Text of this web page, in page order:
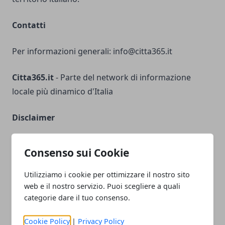
Consenso sui Cookie
Utilizziamo i cookie per ottimizzare il nostro sito
web e il nostro servizio. Puoi scegliere a quali
categorie dare il tuo consenso.
Cookie Policy | Privacy Policy
Contatti
Per informazioni generali: info@citta365.it
Citta365.it- Parte del network di informazione
locale più dinamico d'Italia
Disclaimer
quanto viene aggiornato senza alcuna periodicità.
Non può pertanto considerarsi un prodotto
editoriale ai sensi della legge n° 62 del 7 marzo 2001.